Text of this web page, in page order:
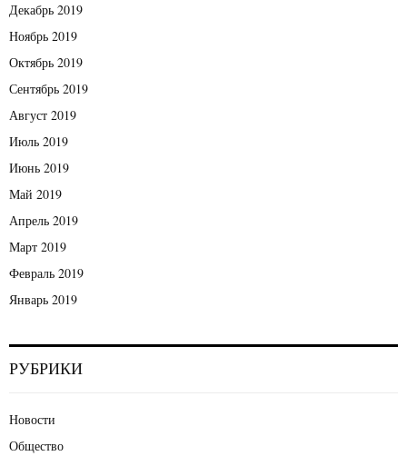
Декабрь 2019
Ноябрь 2019
Октябрь 2019
Сентябрь 2019
Август 2019
Июль 2019
Июнь 2019
Май 2019
Апрель 2019
Март 2019
Февраль 2019
Январь 2019
РУБРИКИ
Новости
Общество